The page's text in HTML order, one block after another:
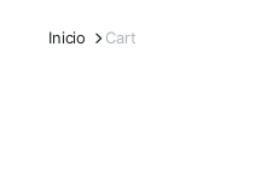
Inicio Cart